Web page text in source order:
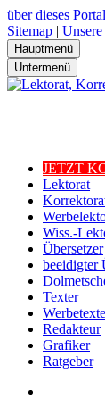
über dieses Portal
Sitemap |
Hauptmenü
Untermenü
JETZT
Lektorat
Wiss.-
Übersetzer
beeidigter
Texter
Redakteur
Grafiker
Ratgeber